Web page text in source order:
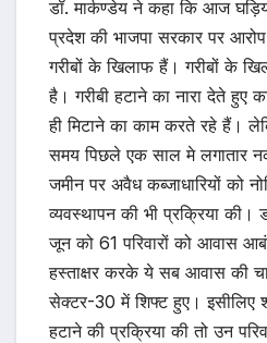
डॉ. मार्कण्डेय ने कहा कि आज
प्रदेश की भाजपा सरकार पर
गरीबों के खिलाफ हैं। गरीबों के
है। गरीबी हटाने का नारा देते हुए
ही मिटाने का काम करते रहे हैं।
समय पिछले एक साल मे लगातार
जमीन पर अवैध कब्जाधारियों को
व्यवस्थापन की भी प्रक्रिया की।
जून को 61 परिवारों को आवास
हस्ताक्षर करके ये सब आवास की
सेक्टर-30 में शिफ्ट हुए। इसीलिए
हटाने की प्रक्रिया की तो उन